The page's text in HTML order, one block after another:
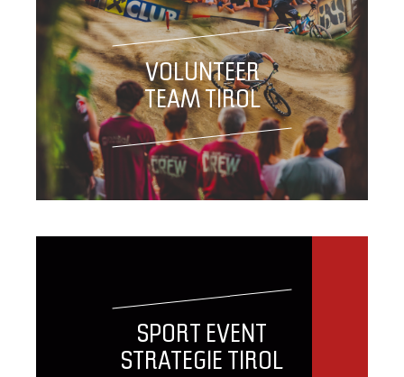
VOLUNTEER
TEAM TIROL
SPORT EVENT
STRATEGIE TIROL